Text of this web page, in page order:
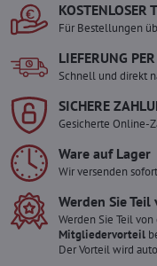
KOSTENLOSER
Für Bestellungen
LIEFERUNG
Schnell und direkt
SICHERE
Gesicherte Online-
Ware auf Lager
Wir versenden
Werden Sie
Werden Sie Teil
Mitgliedervorteil
Der Vorteil wird